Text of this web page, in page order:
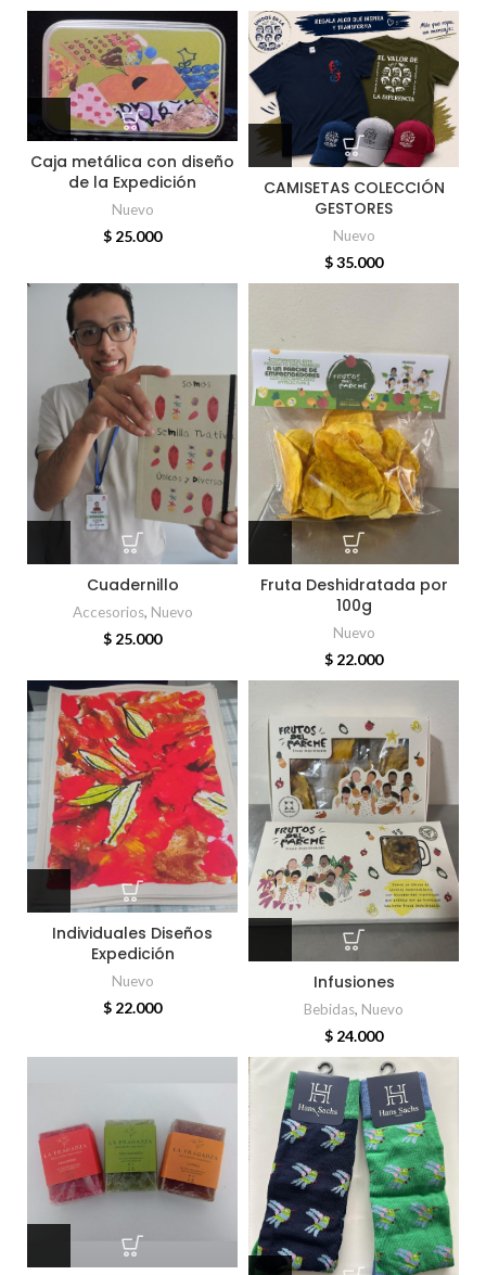
Caja metálica con diseño
de la Expedición
Nuevo
$ 25.000
CAMISETAS COLECCIÓN
GESTORES
Nuevo
$35.000
Cuadernillo
Accesorios, Nuevo
$ 25.000
Fruta Deshidratada por
100g
Nuevo
$ 22.000
Individuales Diseños
Expedición
Nuevo
$ 22.000
Infusiones
Bebidas, Nuevo
$ 24.000